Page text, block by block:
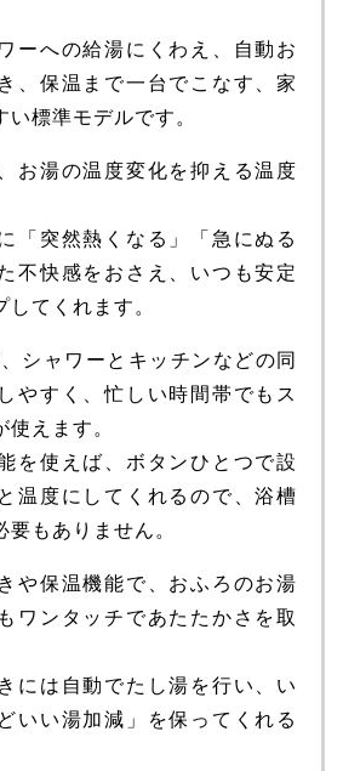
ーへの給湯にくわえ、自動お
、保温まで一台でこなす、家
標準モデルです。
お湯の温度変化を抑える温度
「突然熱くなる」「急にぬる
不快感をおさえ、いつも安定
てくれます。
シャワーとキッチンなどの同
やすく、忙しい時間帯でもス
えます。
を使えば、ボタンひとつで設
温度にしてくれるので、浴槽
もありません。
や保温機能で、おふろのお湯
ワンタッチであたたかさを取
には自動でたし湯を行い、い
いい湯加減」を保ってくれる